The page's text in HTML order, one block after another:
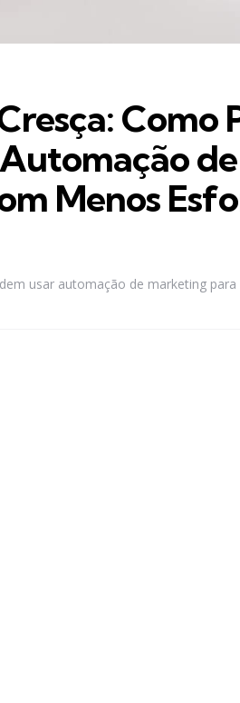
Como
Menos
usar automação de marketing